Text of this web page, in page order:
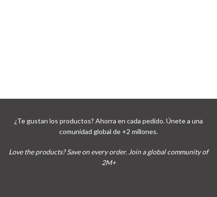
¿Te gustan los productos? Ahorra en cada pedido. Únete a una
comunidad global de +2 millones.
Love the products? Save on every order. Join a global community of
2M+